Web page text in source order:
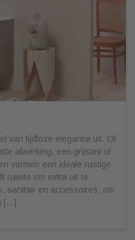
van tijdloze elegantie uit. Of
afwerking, een grijstint of
vormen een ideale rustige
ruimte om extra uit te
sanitair en accessoires, om
[…]